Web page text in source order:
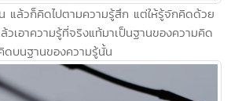
แล้วก็คิดไปตามความรู้สึก แต่ให้รู้จักคิดด้วย
วเอาความรู้ที่จริงแท้มาเป็นฐานของความคิด
ดบนฐานของความรู้นั้น